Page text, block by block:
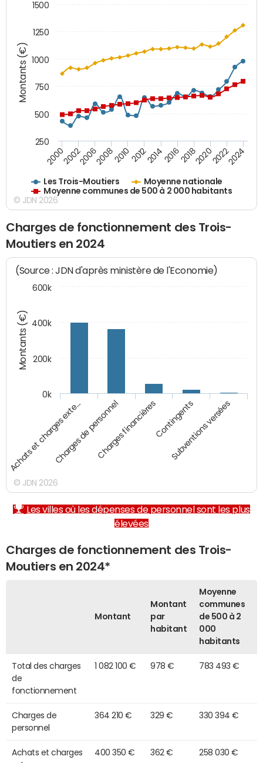
Montants (€)
Les Trois-Moutiers
Moyenne nationale
Moyenne communes de 500 à 2 000 habitants
200020022006200820102012201420162018202020222024
250
500
750
1000
1250
1500
© JDN 2026
Charges de fonctionnement des Trois-
Moutiers en 2024
Montants (€)
(Source : JDN d'après ministère de l'Economie)
Achats et charges exte…Charges de personnelCharges financièresContingents
Subventions versées
0k
200k
400k
600k
© JDN 2026
Les villes où les dépenses de personnel sont les plus
élevées
Charges de fonctionnement des Trois-
Moutiers en 2024*
Montant
Montant
par
habitant
Moyenne
communes
de 500 à 2
000
habitants
Total des charges
de
fonctionnement
1 082 100 € 978 € 783 493 €
Charges de
personnel
364 210 € 329 € 330 394 €
Achats et charges
400 350 € 362 € 258 030 €